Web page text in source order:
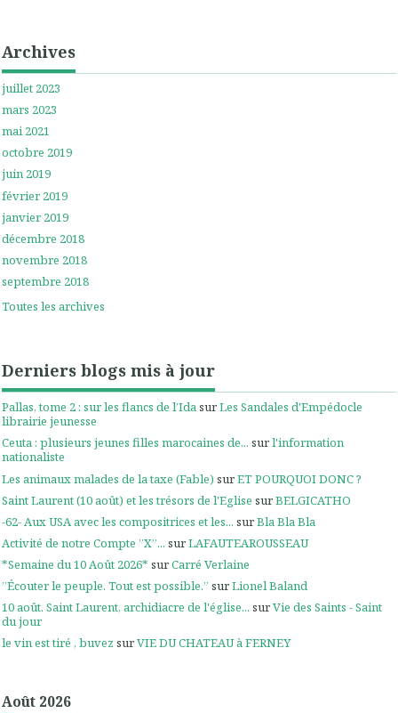
Archives
juillet 2023
mars 2023
mai 2021
octobre 2019
juin 2019
février 2019
janvier 2019
décembre 2018
novembre 2018
septembre 2018
Toutes les archives
Derniers blogs mis à jour
Pallas, tome 2 : sur les flancs de l’IdasurLes Sandales d'Empédocle
librairie jeunesse
Ceuta : plusieurs jeunes filles marocaines de... surl'information
nationaliste
Les animaux malades de la taxe (Fable) surET POURQUOI DONC ?
Saint Laurent (10 août) et les trésors de l'Eglise surBELGICATHO
-62- Aux USA avec les compositrices et les... surBla Bla Bla
Activité de notre Compte ”X”... surLAFAUTEAROUSSEAU
*Semaine du 10 Août 2026* surCarré Verlaine
”Écouter le peuple. Tout est possible.” surLionel Baland
10 août. Saint Laurent, archidiacre de l'église... surVie des Saints - Saint
du jour
le vin est tiré , buvez surVIE DU CHATEAU à FERNEY
Août 2026